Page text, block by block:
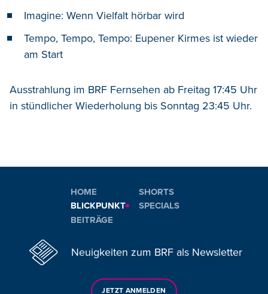
Imagine: Wenn Vielfalt hörbar wird
Tempo, Tempo, Tempo: Eupener Kirmes ist wieder
am Start
Ausstrahlung im BRF Fernsehen ab Freitag 17:45 Uhr
in stündlicher Wiederholung bis Sonntag 23:45 Uhr.
HOME
BLICKPUNKT
BEITRÄGE
SHORTS
SPECIALS
Neuigkeiten zum BRF als Newsletter
JETZT ANMELDEN